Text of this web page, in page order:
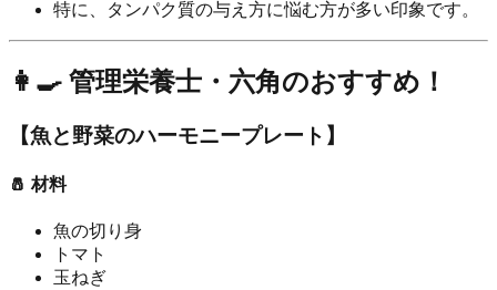
特に、タンパク質の与え方に悩む方が多い印象です。
👩‍🍳 管理栄養士・六角のおすすめ！
【魚と野菜のハーモニープレート】
🧂 材料
魚の切り身
トマト
玉ねぎ